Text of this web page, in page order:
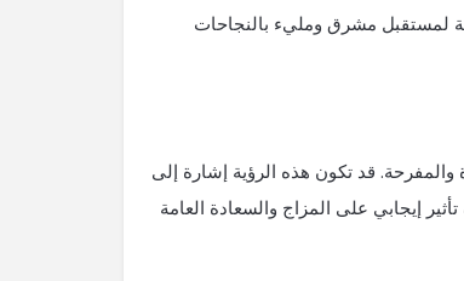
لمستقبل مشرق ومليء بالنجاحات
قد تكون هذه الرؤية إشارة إلى
إيجابي على المزاج والسعادة العامة